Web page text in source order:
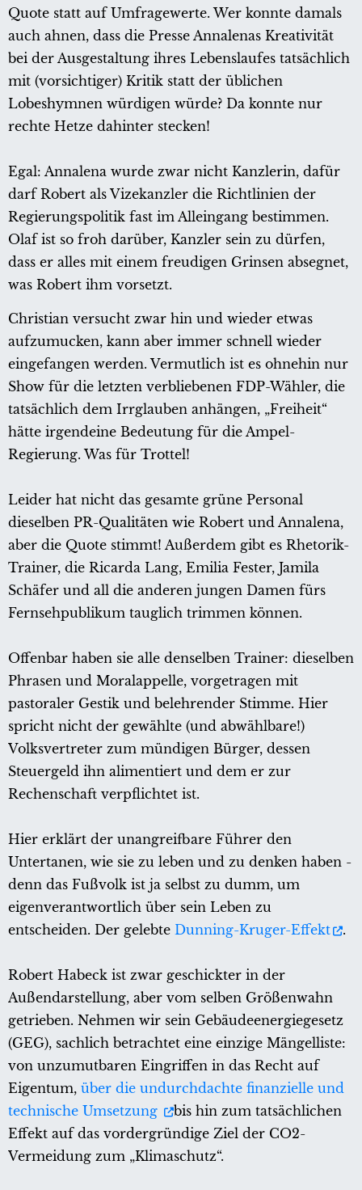
Quote statt auf Umfragewerte. Wer konnte damals
auch ahnen, dass die Presse Annalenas Kreativität
bei der Ausgestaltung ihres Lebenslaufes tatsächlich
mit (vorsichtiger) Kritik statt der üblichen
Lobeshymnen würdigen würde? Da konnte nur
rechte Hetze dahinter stecken!
Egal: Annalena wurde zwar nicht Kanzlerin, dafür
darf Robert als Vizekanzler die Richtlinien der
Regierungspolitik fast im Alleingang bestimmen.
Olaf ist so froh darüber, Kanzler sein zu dürfen,
dass er alles mit einem freudigen Grinsen absegnet,
was Robert ihm vorsetzt.
Christian versucht zwar hin und wieder etwas
aufzumucken, kann aber immer schnell wieder
eingefangen werden. Vermutlich ist es ohnehin nur
Show für die letzten verbliebenen FDP-Wähler, die
tatsächlich dem Irrglauben anhängen, „Freiheit“
hätte irgendeine Bedeutung für die Ampel-
Regierung. Was für Trottel!
Leider hat nicht das gesamte grüne Personal
dieselben PR-Qualitäten wie Robert und Annalena,
aber die Quote stimmt! Außerdem gibt es Rhetorik-
Trainer, die Ricarda Lang, Emilia Fester, Jamila
Schäfer und all die anderen jungen Damen fürs
Fernsehpublikum tauglich trimmen können.
Offenbar haben sie alle denselben Trainer: dieselben
Phrasen und Moralappelle, vorgetragen mit
pastoraler Gestik und belehrender Stimme. Hier
spricht nicht der gewählte (und abwählbare!)
Volksvertreter zum mündigen Bürger, dessen
Steuergeld ihn alimentiert und dem er zur
Rechenschaft verpflichtet ist.
Hier erklärt der unangreifbare Führer den
Untertanen, wie sie zu leben und zu denken haben -
denn das Fußvolk ist ja selbst zu dumm, um
eigenverantwortlich über sein Leben zu
entscheiden. Der gelebte Dunning-Kruger-Effekt .
Robert Habeck ist zwar geschickter in der
Außendarstellung, aber vom selben Größenwahn
getrieben. Nehmen wir sein Gebäudeenergiegesetz
(GEG), sachlich betrachtet eine einzige Mängelliste:
von unzumutbaren Eingriffen in das Recht auf
Eigentum, über die undurchdachte finanzielle und
technische Umsetzung
bis hin zum tatsächlichen
Effekt auf das vordergründige Ziel der CO2-
Vermeidung zum „Klimaschutz“.